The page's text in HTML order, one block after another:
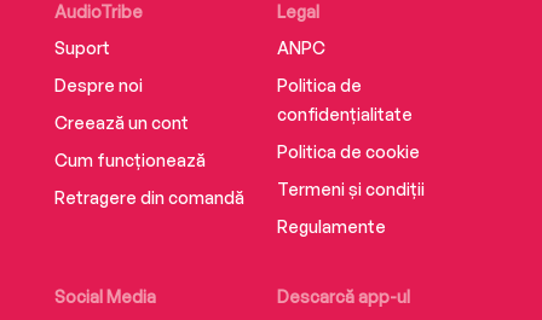
AudioTribe
Suport
Despre noi
Creează un cont
Cum funcționează
Retragere din comandă
Social Media
Descarcă app-ul
Legal
ANPC
Politica de
confidențialitate
Politica de cookie
Termeni și condiții
Regulamente